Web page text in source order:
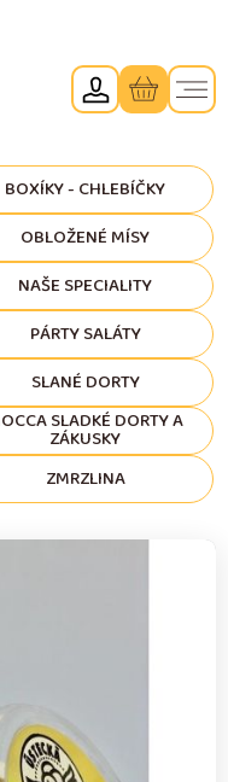
BOXÍKY - CHLEBÍČKY
OBLOŽENÉ MÍSY
NAŠE SPECIALITY
PÁRTY SALÁTY
SLANÉ DORTY
SLADKÉ DORTY A
ZÁKUSKY
ZMRZLINA